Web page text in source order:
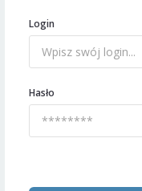
Login
Hasło